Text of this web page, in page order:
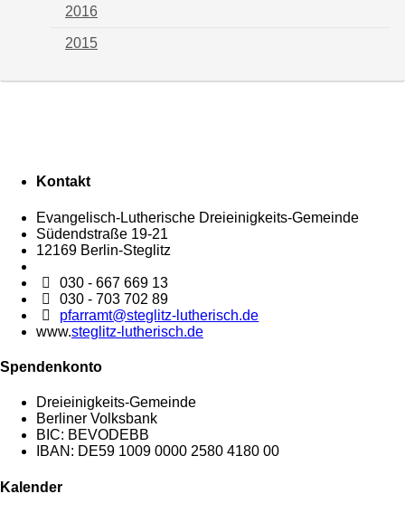
2016
2015
Kontakt
Evangelisch-Lutherische Dreieinigkeits-Gemeinde
Südendstraße 19-21
12169 Berlin-Steglitz
030 - 667 669 13
030 - 703 702 89
pfarramt@steglitz-lutherisch.de
www.steglitz-lutherisch.de
Spendenkonto
Dreieinigkeits-Gemeinde
Berliner Volksbank
BIC: BEVODEBB
IBAN: DE59 1009 0000 2580 4180 00
Kalender